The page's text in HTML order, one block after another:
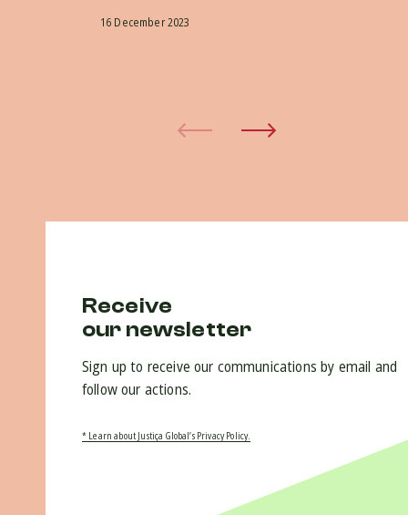
16 December 2023
Receive
our newsletter
Sign up to receive our communications by email and
follow our actions.
* Learn about Justiça Global’s Privacy Policy.